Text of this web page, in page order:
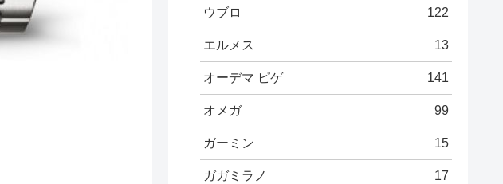
ウブロ 122
エルメス 13
オーデマ ピゲ 141
オメガ 99
ガーミン 15
ガガミラノ 17